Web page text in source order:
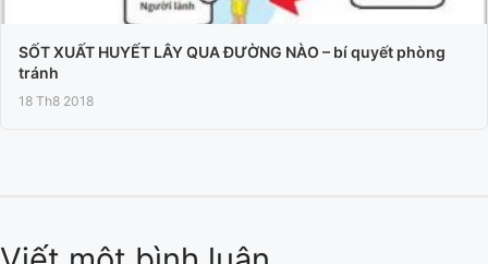
SỐT XUẤT HUYẾT LÂY QUA ĐƯỜNG NÀO – bí quyết phòng
tránh
18 Th8 2018